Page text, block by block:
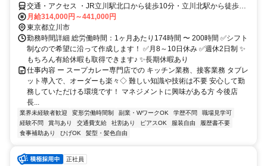
交通・アクセス ・JR立川駅北口から徒歩10分・立川北駅から徒歩8
分 ◇交通費支給（規定あり）
月給314,000円～441,000円
東京都立川市
勤務時間詳細 総労働時間：1ヶ月あたり174時間 〜 200時間 ✅シフト
制なので希望に沿って作成します！ ✅月8～10日休み ✅週休2日制 ✨
もちろん有給休暇も取得できます♪ ✨長期休暇あり
仕事内容 ー スープカレー専門店での キッチン業務、接客業務 タブレ
ット導入で、オーダーも楽々◇ 難しい知識や技術は不要 安心して勤
務していただける環境です！ マネジメントに興味がある方 今後店
長...
業界未経験者歓迎 変形労働時間制 副業・WワークOK 学歴不問
職場見学可
経験不問
賞与あり 交通費支給 社割あり ピアスOK 服装自由
履歴書不要
食事補助あり
ひげOK 髪型・髪色自由
正社員